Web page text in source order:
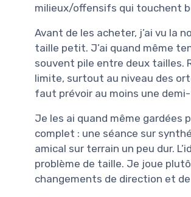
milieux/offensifs qui touchent
Avant de les acheter, j’ai vu la
taille petit. J’ai quand même
souvent pile entre deux tailles.
limite, surtout au niveau des
faut prévoir au moins une
Je les ai quand même gardées
complet : une séance sur
amical sur terrain un peu dur.
problème de taille. Je joue
changements de direction et